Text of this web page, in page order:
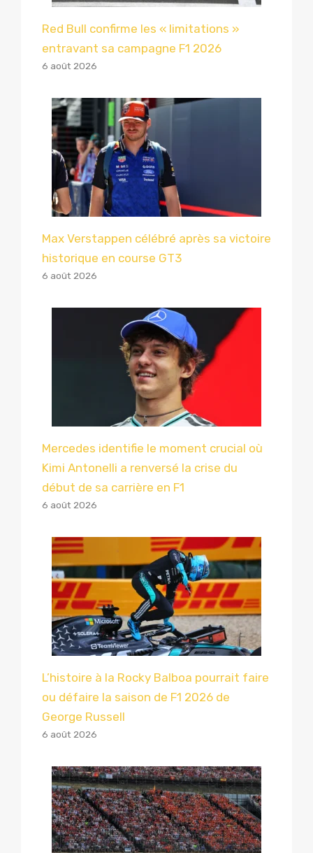
Red Bull confirme les « limitations »
entravant sa campagne F1 2026
6 août 2026
Max Verstappen célébré après sa victoire
historique en course GT3
6 août 2026
Mercedes identifie le moment crucial où
Kimi Antonelli a renversé la crise du
début de sa carrière en F1
6 août 2026
L’histoire à la Rocky Balboa pourrait faire
ou défaire la saison de F1 2026 de
George Russell
6 août 2026